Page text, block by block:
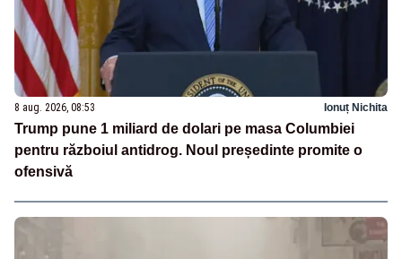
8 aug. 2026, 08:53 Ionuț Nichita
Trump pune 1 miliard de dolari pe masa Columbiei
pentru războiul antidrog. Noul președinte promite o
ofensivă